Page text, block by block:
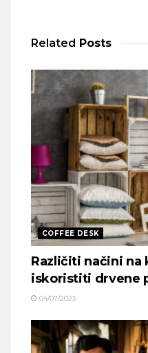
Related Posts
COFFEE DESK
Različiti načini na
iskoristiti drvene
04/07/2023